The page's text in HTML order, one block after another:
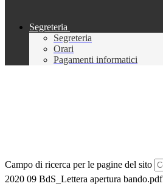
Segreteria
Segreteria
Orari
Pagamenti informatici
Campo di ricerca per le pagine del sito
2020 09 BdS_Lettera apertura bando.pdf